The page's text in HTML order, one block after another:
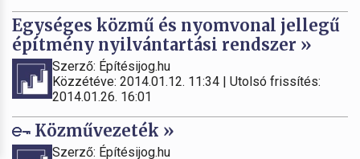
Egységes közmű és nyomvonal jellegű
építmény nyilvántartási rendszer »
Szerző: Építésijog.hu
Közzétéve: 2014.01.12. 11:34 | Utolsó frissítés:
2014.01.26. 16:01
Közművezeték »
Szerző: Építésijog.hu